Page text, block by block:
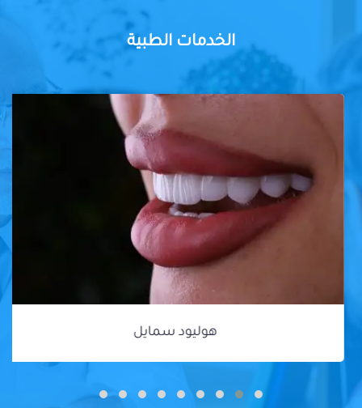
الخدمات الطبية
هوليود سمايل